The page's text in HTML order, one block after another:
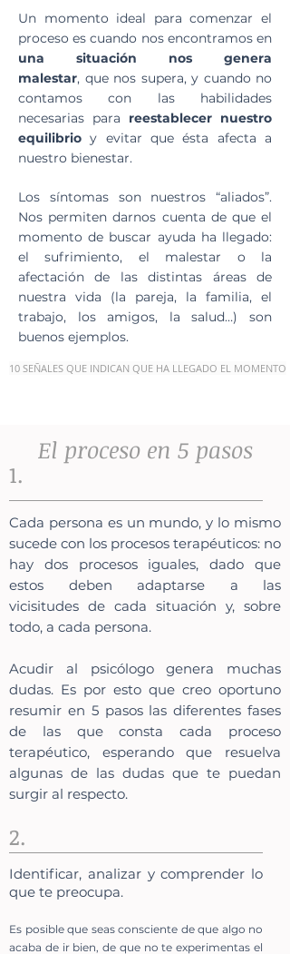
Un momento ideal para comenzar el
proceso es cuando nos encontramos en
una situación nos genera
malestar, que nos supera, y cuando no
contamos con las habilidades
necesarias para reestablecer nuestro
equilibrioy evitar que ésta afecta a
nuestro bienestar.
Los síntomas son nuestros “aliados”.
Nos permiten darnos cuenta de que el
momento de buscar ayuda ha llegado:
el sufrimiento, el malestar o la
afectación de las distintas áreas de
nuestra vida (la pareja, la familia, el
trabajo, los amigos, la salud…) son
buenos ejemplos.
10 SEÑALES QUE INDICAN QUE HA LLEGADO EL MOMENTO
1.
El proceso en 5 pasos
Cada persona es un mundo, y lo mismo
sucede con los procesos terapéuticos: no
hay dos procesos iguales, dado que
estos deben adaptarse a las
vicisitudes de cada situación y, sobre
todo, a cada persona.
Acudir al psicólogo genera muchas
dudas. Es por esto que creo oportuno
resumir en 5 pasos las diferentes fases
de las que consta cada proceso
terapéutico, esperando que resuelva
algunas de las dudas que te puedan
surgir al respecto.
2.
Identificar, analizar y comprender lo
que te preocupa.
Es posible que seas consciente de que algo no
acaba de ir bien, de que no te experimentas el